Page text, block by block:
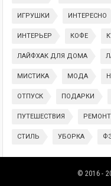
ИГРУШКИ ИНТЕРЕСНО
ИНТЕРЬЕР КОФЕ
ЛАЙФХАК ДЛЯ ДОМА
МИСТИКА МОДА
ОТПУСК ПОДАРКИ
ПУТЕШЕСТВИЯ РЕМОНТ
СТИЛЬ УБОРКА
© 2016 -